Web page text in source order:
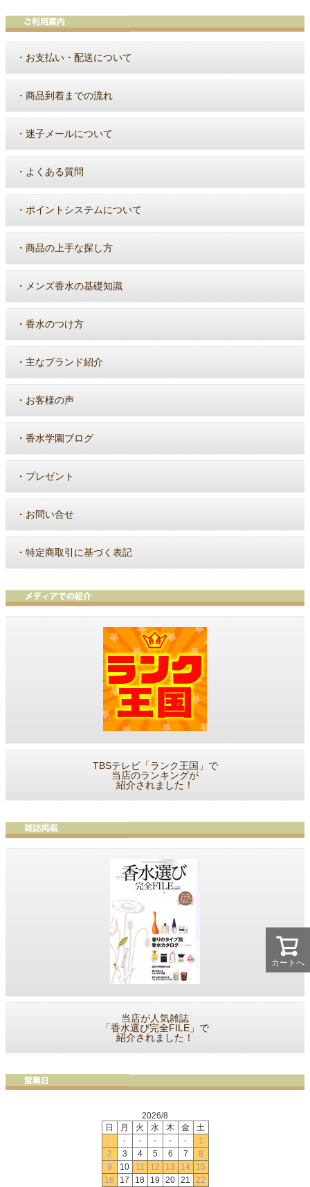
カートへ
・ お支払い・配送について
・ 商品到着までの流れ
・ 迷子メールについて
・ よくある質問
・ ポイントシステムについて
・ 商品の上手な探し方
・ メンズ香水の基礎知識
・ 香水のつけ方
・ 主なブランド紹介
・ お客様の声
・ 香水学園ブログ
・ プレゼント
・ お問い合せ
・ 特定商取引に基づく表記
TBSテレビ「ランク王国」で
当店のランキングが
紹介されました！
当店が人気雑誌
「香水選び完全FILE」で
紹介されました！
2026/8
日
月 火 水 木 金
土
-
- - - - -
1
2
3 4 5 6 7
8
9
10 11 12 13 14
15
16
17 18 19 20 21 22